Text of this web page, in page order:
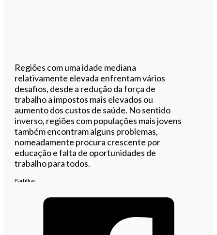
Regiões com uma idade mediana
relativamente elevada enfrentam vários
desafios, desde a redução da força de
trabalho a impostos mais elevados ou
aumento dos custos de saúde. No sentido
inverso, regiões com populações mais jovens
também encontram alguns problemas,
nomeadamente procura crescente por
educação e falta de oportunidades de
trabalho para todos.
Partilhar